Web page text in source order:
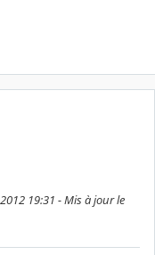
19:31 - Mis à jour le